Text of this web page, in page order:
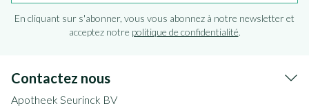
En cliquant sur s'abonner, vous vous abonnez à notre newsletter et
acceptez notre politique de confidentialité.
Contactez nous
Apotheek Seurinck BV